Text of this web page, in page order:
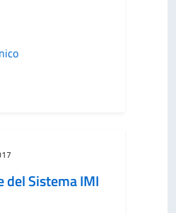
del Sistema IMI